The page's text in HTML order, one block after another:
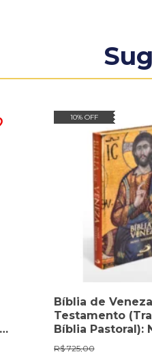
10% OFF
Bíblia de
Testamento
Bíblia Pastoral):
Testamento -
R$ 725,00